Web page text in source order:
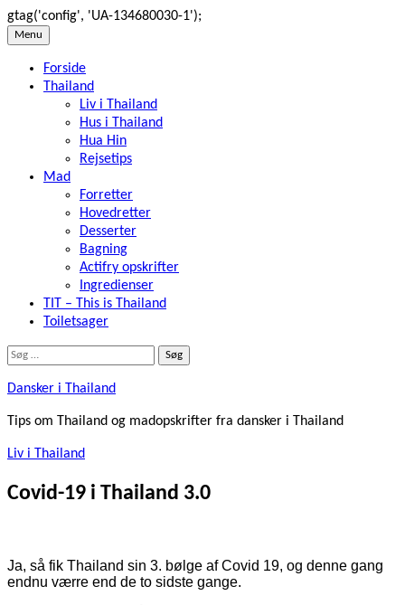
gtag('config', 'UA-134680030-1');
Skip
content
Menu
Forside
Thailand
Liv i Thailand
Hus i Thailand
Hua Hin
Rejsetips
Mad
Forretter
Hovedretter
Desserter
Bagning
Actifry opskrifter
Ingredienser
TIT – This is Thailand
Toiletsager
Søg
Dansker i Thailand
Tips om Thailand og madopskrifter fra dansker i Thailand
Liv i Thailand
Covid-19 i Thailand 3.0
Ja, så fik Thailand sin 3. bølge af Covid 19, og denne gang
endnu værre end de to sidste gange.